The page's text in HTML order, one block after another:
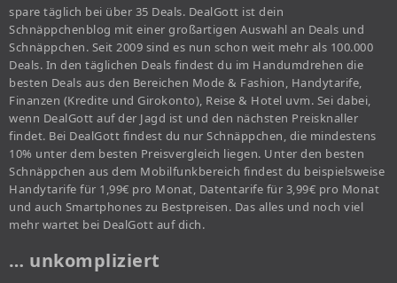
spare täglich bei über 35 Deals. DealGott ist dein
Schnäppchenblog mit einer großartigen Auswahl an Deals und
Schnäppchen. Seit 2009 sind es nun schon weit mehr als 100.000
Deals. In den täglichen Deals findest du im Handumdrehen die
besten Deals aus den Bereichen Mode & Fashion, Handytarife,
Finanzen (Kredite und Girokonto), Reise & Hotel uvm. Sei dabei,
wenn DealGott auf der Jagd ist und den nächsten Preisknaller
findet. Bei DealGott findest du nur Schnäppchen, die mindestens
10% unter dem besten Preisvergleich liegen. Unter den besten
Schnäppchen aus dem Mobilfunkbereich findest du beispielsweise
Handytarife für 1,99€ pro Monat, Datentarife für 3,99€ pro Monat
und auch Smartphones zu Bestpreisen. Das alles und noch viel
mehr wartet bei DealGott auf dich.
… unkompliziert